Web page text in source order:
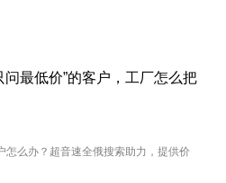
问最低价”的客户，工厂怎么把
怎么办？超音速全俄搜索助力，提供价